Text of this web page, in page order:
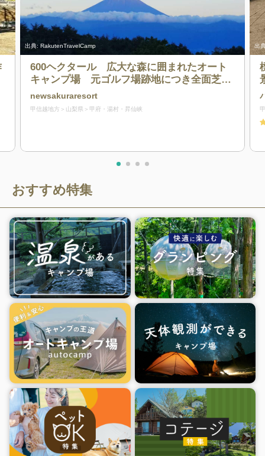
出典: RakutenTravelCamp
600ヘクタール 広大な森に囲まれたオート
キャンプ場 元ゴルフ場跡地につき全面芝生
サイト
newsakuraresort
甲信越地方 山梨県 甲府・湯村・昇仙峡
出
おすすめ特集